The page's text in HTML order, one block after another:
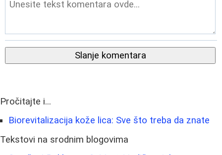
Slanje komentara
Pročitajte i...
Biorevitalizacija kože lica: Sve što treba da znate
Tekstovi na srodnim blogovima